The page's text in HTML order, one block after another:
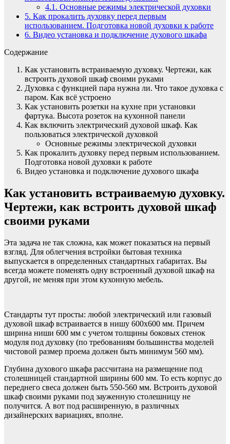
4.1. Основные режимы электрической духовки
5. Как прокалить духовку перед первым
использованием. Подготовка новой духовки к работе
6. Видео установка и подключение духового шкафа
Содержание
Как установить встраиваемую духовку. Чертежи, как
встроить духовой шкаф своими руками
Духовка с функцией пара нужна ли. Что такое духовка с
паром. Как всё устроено
Как установить розетки на кухне при установки
фартука. Высота розеток на кухонной панели
Как включить электрический духовой шкаф. Как
пользоваться электрической духовкой
Основные режимы электрической духовки
Как прокалить духовку перед первым использованием.
Подготовка новой духовки к работе
Видео установка и подключение духового шкафа
Как установить встраиваемую духовку.
Чертежи, как встроить духовой шкаф
своими руками
Эта задача не так сложна, как может показаться на первый
взгляд. Для облегчения встройки бытовая техника
выпускается в определенных стандартных габаритах. Вы
всегда можете поменять одну встроенный духовой шкаф на
другой, не меняя при этом кухонную мебель.
Стандарты тут просты: любой электрический или газовый
духовой шкаф встраивается в нишу 600х600 мм. Причем
ширина ниши 600 мм с учетом толщины боковых стенок
модуля под духовку (по требованиям большинства моделей
чистовой размер проема должен быть минимум 560 мм).
Глубина духового шкафа рассчитана на размещение под
столешницей стандартной ширины 600 мм. То есть корпус до
переднего свеса должен быть 550-560 мм. Встроить духовой
шкаф своими руками под зауженную столешницу не
получится. А вот под расширенную, в различных
дизайнерских вариациях, вполне.